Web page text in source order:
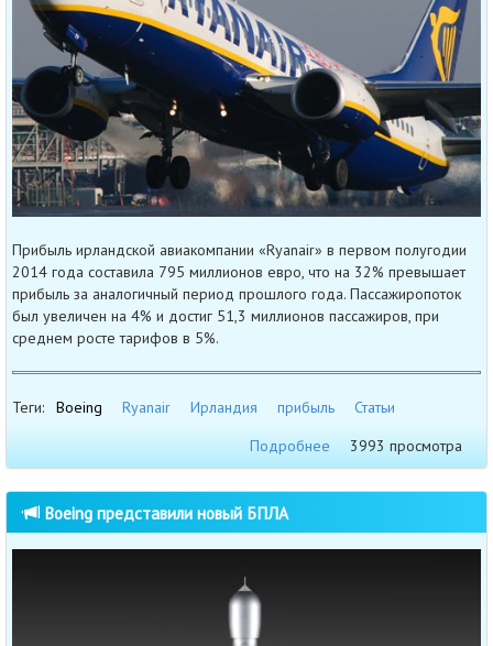
Прибыль ирландской авиакомпании «Ryanair» в первом полугодии
2014 года составила 795 миллионов евро, что на 32% превышает
прибыль за аналогичный период прошлого года. Пассажиропоток
был увеличен на 4% и достиг 51,3 миллионов пассажиров, при
среднем росте тарифов в 5%.
Теги: Boeing Ryanair Ирландия прибыль
Статьи
Подробнее
3993 просмотра
Boeing представили новый БПЛА